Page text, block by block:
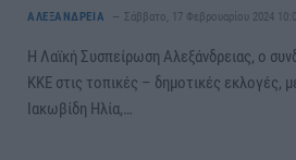
ΑΛΕΞΑΝΔΡΕΙΑ Σάββατο, 17 Φεβρουαρίου 2024
Η Λαϊκή Συσπείρωση Αλεξάνδρειας, ο
ΚΚΕ στις τοπικές – δημοτικές εκλογές,
Ιακωβίδη Ηλία,…